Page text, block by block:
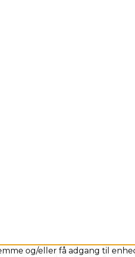
og/eller få adgang til